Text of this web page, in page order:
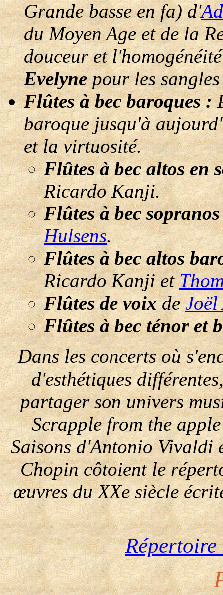
Grande basse en fa) d'
du Moyen Age et de la
douceur et
Evelynepour les
Flûtes à bec baroques :
baroque jusqu'à
et la virtuosité.
Flûtes à bec altos en
Ricardo Kanji.
Flûtes à bec
Hulsens.
Flûtes à bec altos
Ricardo Kanji et
Flûtes de voixde
Flûtes à bec ténor et
Dans les concerts où
d'esthétiques
partager son univers
Scrapple from the
Saisons d'Antonio Vivaldi
Chopin côtoient le
œuvres du XXe siècle